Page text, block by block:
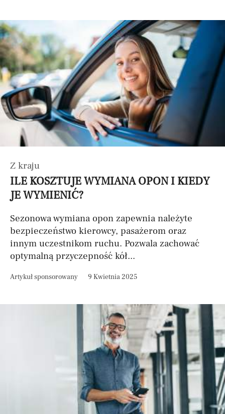
Z kraju
ILE KOSZTUJE WYMIANA OPON I KIEDY
JE WYMIENIĆ?
Sezonowa wymiana opon zapewnia należyte
bezpieczeństwo kierowcy, pasażerom oraz
innym uczestnikom ruchu. Pozwala zachować
optymalną przyczepność kół...
Artykuł sponsorowany 9 Kwietnia 2025